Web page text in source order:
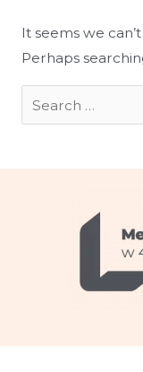
It seems we
Perhaps